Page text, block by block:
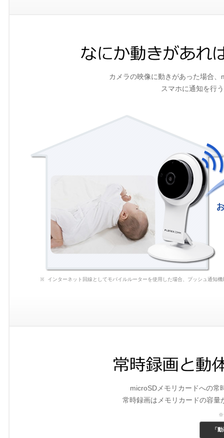
カメラの映像に動きがあった場合
スマホに通知を行
インターネット回線としてモバイルルーターを使用した場合、プッシュ通知
microSDメモリカードへの常
常時録画はメモリカードの容
※
「